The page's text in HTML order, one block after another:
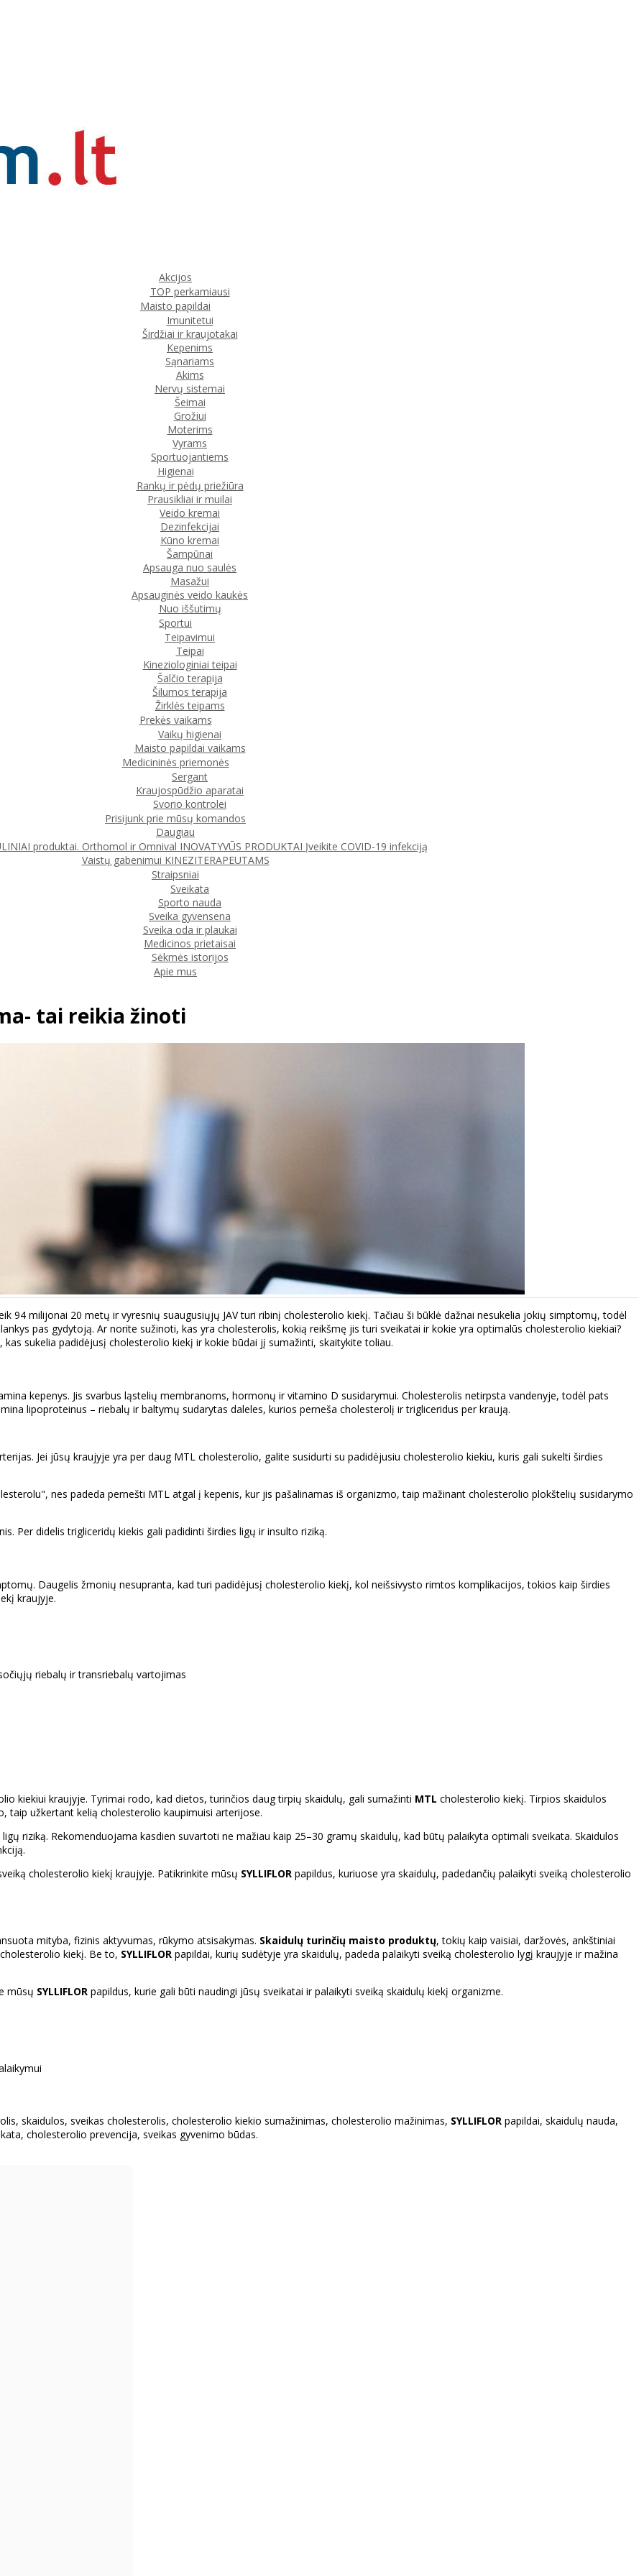
Akcijos
TOP perkamiausi
Maisto papildai
Imunitetui
Širdžiai ir kraujotakai
Kepenims
Sąnariams
Akims
Nervų sistemai
Šeimai
Grožiui
Moterims
Vyrams
Sportuojantiems
Higienai
Rankų ir pėdų priežiūra
Prausikliai ir muilai
Veido kremai
Dezinfekcijai
Kūno kremai
Šampūnai
Apsauga nuo saulės
Masažui
Apsauginės veido kaukės
Nuo iššutimų
Sportui
Teipavimui
Teipai
Kineziologiniai teipai
Šalčio terapija
Šilumos terapija
Žirklės teipams
Prekės vaikams
Vaikų higienai
Maisto papildai vaikams
Medicininės priemonės
Sergant
Kraujospūdžio aparatai
Svorio kontrolei
Prisijunk prie mūsų komandos
Daugiau
produktai. Orthomol ir Omnival INOVATYVŪS PRODUKTAI Įveikite COVID-19 infekciją
Vaistų gabenimui KINEZITERAPEUTAMS
Straipsniai
Sveikata
Sporto nauda
Sveika gyvensena
Sveika oda ir plaukai
Medicinos prietaisai
Sėkmės istorijos
Apie mus
tai reikia žinoti
94 milijonai 20 metų ir vyresnių suaugusiųjų JAV turi ribinį cholesterolio kiekį. Tačiau ši būklė dažnai nesukelia jokių simptomų, todėl
pas gydytoją. Ar norite sužinoti, kas yra cholesterolis, kokią reikšmę jis turi sveikatai ir kokie yra optimalūs cholesterolio kiekiai?
sukelia padidėjusį cholesterolio kiekį ir kokie būdai jį sumažinti, skaitykite toliau.
kepenys. Jis svarbus ląstelių membranoms, hormonų ir vitamino D susidarymui. Cholesterolis netirpsta vandenyje, todėl pats
lipoproteinus – riebalų ir baltymų sudarytas daleles, kurios perneša cholesterolį ir trigliceridus per kraują.
Jei jūsų kraujyje yra per daug MTL cholesterolio, galite susidurti su padidėjusiu cholesterolio kiekiu, kuris gali sukelti širdies
nes padeda pernešti MTL atgal į kepenis, kur jis pašalinamas iš organizmo, taip mažinant cholesterolio plokštelių susidarymo
Per didelis trigliceridų kiekis gali padidinti širdies ligų ir insulto riziką.
Daugelis žmonių nesupranta, kad turi padidėjusį cholesterolio kiekį, kol neišsivysto rimtos komplikacijos, tokios kaip širdies
kraujyje.
riebalų ir transriebalų vartojimas
kiekiui kraujyje. Tyrimai rodo, kad dietos, turinčios daug tirpių skaidulų, gali sumažinti MTL cholesterolio kiekį. Tirpios skaidulos
taip užkertant kelią cholesterolio kaupimuisi arterijose.
riziką. Rekomenduojama kasdien suvartoti ne mažiau kaip 25–30 gramų skaidulų, kad būtų palaikyta optimali sveikata. Skaidulos
cholesterolio kiekį kraujyje. Patikrinkite mūsų SYLLIFLOR papildus, kuriuose yra skaidulų, padedančių palaikyti sveiką cholesterolio
mityba, fizinis aktyvumas, rūkymo atsisakymas. Skaidulų turinčių maisto produktų, tokių kaip vaisiai, daržovės, ankštiniai
kiekį. Be to, SYLLIFLOR papildai, kurių sudėtyje yra skaidulų, padeda palaikyti sveiką cholesterolio lygį kraujyje ir mažina
mūsų SYLLIFLOR papildus, kurie gali būti naudingi jūsų sveikatai ir palaikyti sveiką skaidulų kiekį organizme.
skaidulos, sveikas cholesterolis, cholesterolio kiekio sumažinimas, cholesterolio mažinimas, SYLLIFLOR papildai, skaidulų nauda,
cholesterolio prevencija, sveikas gyvenimo būdas.